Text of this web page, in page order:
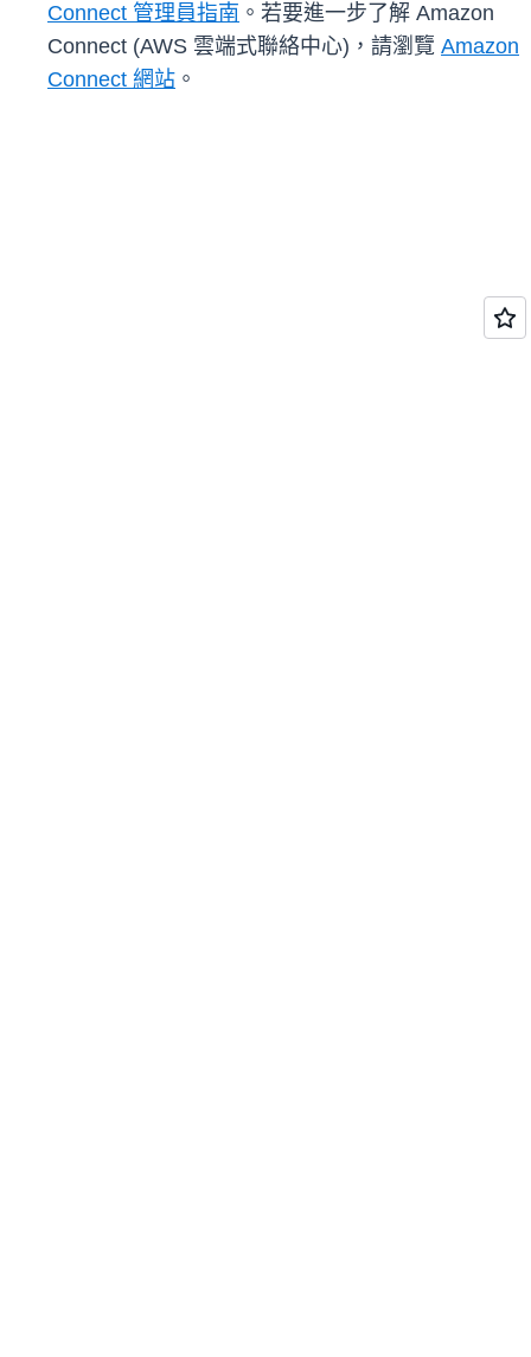
Connect 管理員指南 。若要進一步了解 Amazon
Connect (AWS 雲端式聯絡中心)，請瀏覽 Amazon
Connect 網站 。